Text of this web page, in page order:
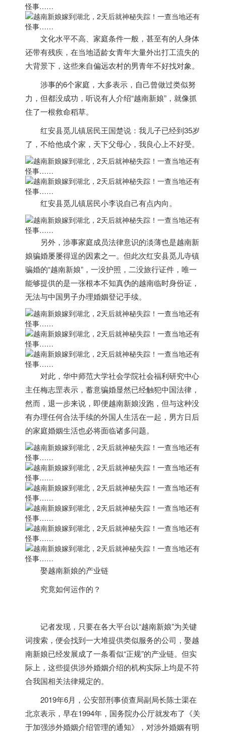
文化水平不高、家庭条件一般，甚至有的人身体
还带有残疾，在当地适龄女青年大量外出打工流失的
大背景下，这些来自偏远农村的男青年不好找对象。
涉事的6个家庭，大多表示，自己曾做过类似努
力，但都没成功， 听说有人介绍“越南新娘”，就像抓
住了一根救命稻草。
红安县觅儿镇居民王国楚说：我儿子已经到35岁
了，不给他成个家，天下父母心，我良心上不好受。
红安县觅儿镇居民小李说自己有点内向。
另外，涉事家庭成员法律意识的淡薄也是越南新
娘骗婚屡屡得逞的因素之一。但此次红安县觅儿寺镇
骗婚的“越南新娘”，一没护照，二没旅行证件， 唯一
能够提供的是一张根本不知真伪的越南临时身份证，
无法与中国男子办理婚姻登记手续。
对此，华中师范大学社会学院社会福利研究中心
主任梅志罡表示，蓄意骗婚显然已经触犯中国法律，
然而，退一步来说，即便越南新娘没跑，但与这种没
有办理任何合法手续的外国人生活在一起，男方日后
的家庭婚姻生活也必将面临诸多问题。
娶越南新娘的产业链
究竟如何运作的？
记者发现， 只要在各大平台以“越南新娘”为关键
词搜索，便会找到一大堆提供类似服务的公司，娶越
南新娘已经发展成了一条看似“正规”的产业链。 但实
际上，这些提供涉外婚姻介绍的机构实际上均是不符
合我国相关法律规定的。
2019年6月，公安部刑事侦查局副局长陈士渠在
北京表示，早在1994年，国务院办公厅就发布了《关
于加强涉外婚姻介绍管理的通知》，对涉外婚姻有明